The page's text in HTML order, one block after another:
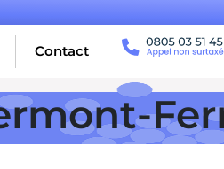
Contact